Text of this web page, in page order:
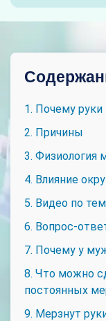
1. Почему руки
2. Причины
3. Физиология
4. Влияние
5. Видео по
6. Вопрос-
7. Почему у
8. Что можно
постоянных
9. Мерзнут